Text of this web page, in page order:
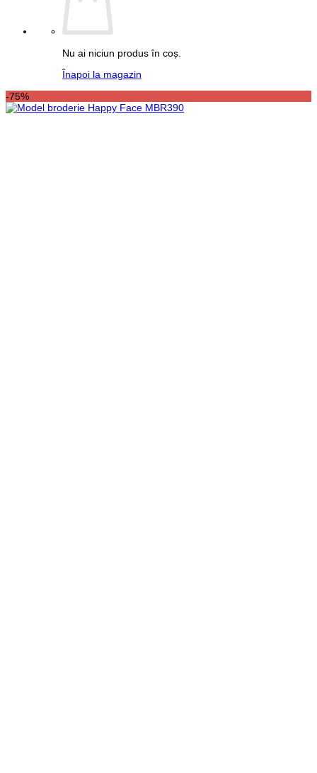
Nu ai niciun produs în coș.
Înapoi la magazin
-75%